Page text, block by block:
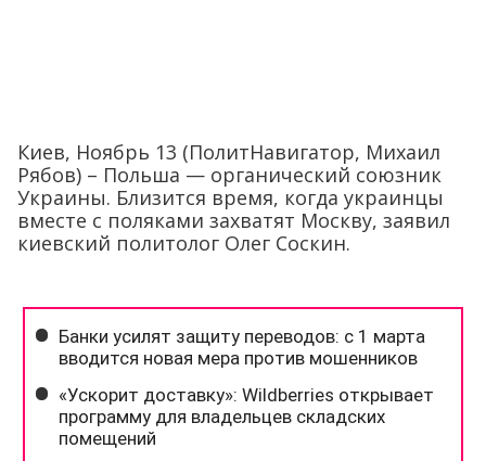
Киев, Ноябрь 13 (ПолитНавигатор, Михаил
Рябов) – Польша — органический союзник
Украины. Близится время, когда украинцы
вместе с поляками захватят Москву, заявил
киевский политолог Олег Соскин.